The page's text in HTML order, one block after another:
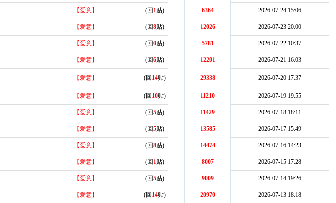
【爱意】 (回 1贴) 6364 2026-07-24 15:06
【爱意】 (回8贴) 12026 2026-07-23 20:00
【爱意】 (回0贴) 5781 2026-07-22 10:37
【爱意】 (回6贴) 12201 2026-07-21 16:03
【爱意】 (回 14贴) 29338 2026-07-20 17:37
【爱意】 (回 10贴) 11210 2026-07-19 19:55
【爱意】 (回5贴) 11429 2026-07-18 18:11
【爱意】 (回5贴) 13585 2026-07-17 15:49
【爱意】 (回8贴) 14474 2026-07-16 14:23
【爱意】 (回 1贴) 8007 2026-07-15 17:28
【爱意】 (回5贴) 9009 2026-07-14 19:26
【爱意】 (回 14贴) 20970 2026-07-13 18:18